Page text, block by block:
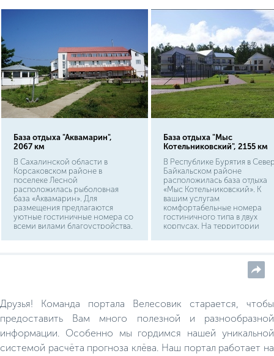
База отдыха "Аквамарин",
2067 км
В Сахалинской области в
Корсаковском районе в
поселеке Лесной
расположилась рыболовная
база «Аквамарин». Для
размещения предлагаются
уютные гостиничные номера со
всеми видами благоустройства.
База отдыха "Мыс
Котельниковский", 2155 км
В Республике Бурятия в
Байкальском районе
расположилась база отдыха
«Мыс Котельниковский». К
вашим услугам
комфортабельные номера
гостиничного типа в двух
корпусах. На территории
источником,
различных видов
Друзья! Команда портала Велесовик старается, чтобы
предоставить Вам много полезной и разнообразной
информации. Особенно мы гордимся нашей уникальной
системой расчёта прогноза клёва. Наш портал работает на